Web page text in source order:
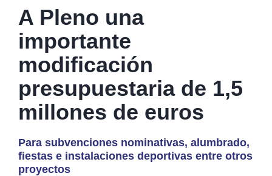
A Pleno una
importante
modificación
presupuestaria de 1,5
millones de euros
Para subvenciones nominativas, alumbrado,
fiestas e instalaciones deportivas entre otros
proyectos